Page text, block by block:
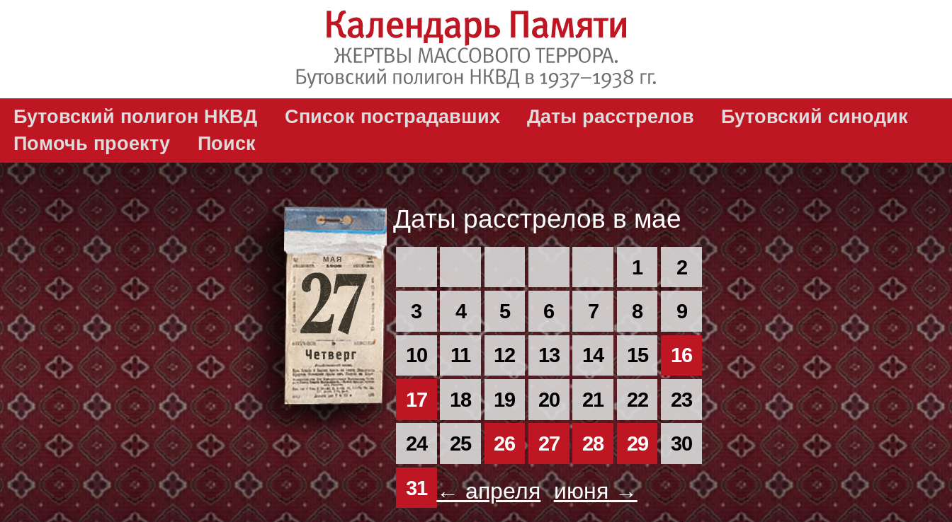
Бутовский полигон НКВД Список пострадавших Даты расстрелов
Бутовский синодик
Помочь проекту
Поиск
МАЯ
Даты расстрелов в мае
1
2
3
4 5 6 7 8
9
10
11 12 13 14 15
16
17
18 19 20 21 22
23
24
25 26 27 28 29
30
31 ← апреля июня →